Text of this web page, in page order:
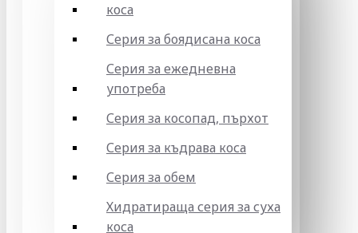
коса
Серия за боядисана коса
Серия за ежедневна
употреба
Серия за косопад, пърхот
Серия за къдрава коса
Серия за обем
Хидратираща серия за суха
коса